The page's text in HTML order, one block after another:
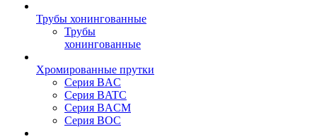
Трубы хонингованные
Трубы
хонингованные
Хромированные прутки
Серия BAC
Серия BATC
Серия BACM
Серия BOC